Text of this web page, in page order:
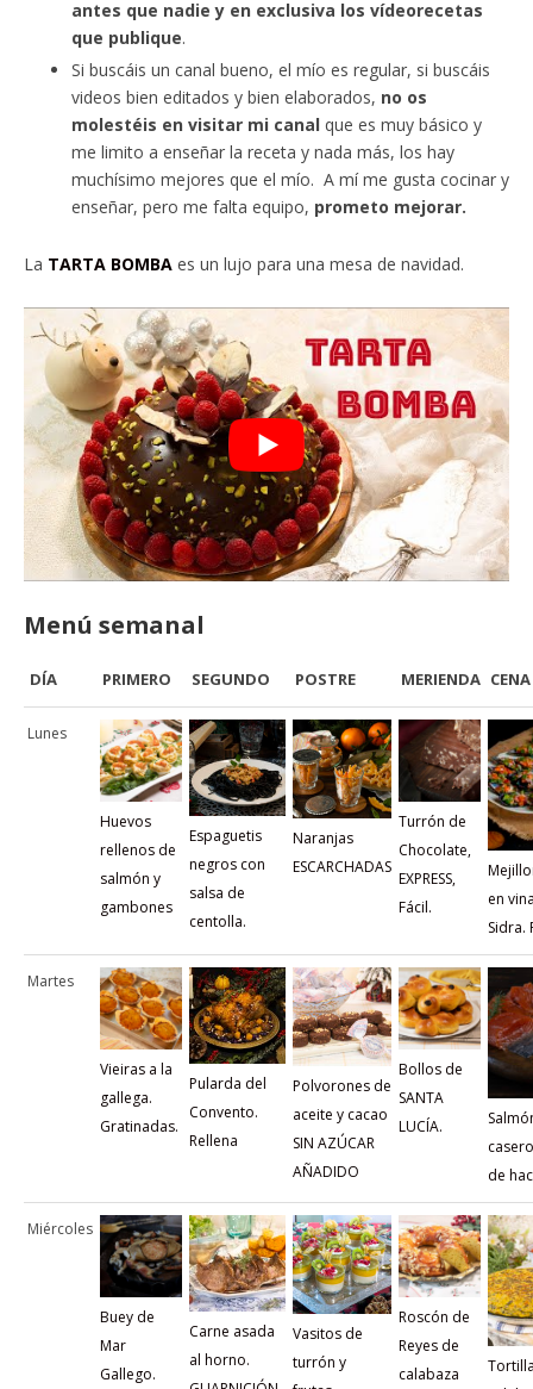
antes que nadie y en exclusiva los vídeorecetas
que publique.
Si buscáis un canal bueno, el mío es regular, si buscáis
videos bien editados y bien elaborados, no os
molestéis en visitar mi canal que es muy básico y
me limito a enseñar la receta y nada más, los hay
muchísimo mejores que el mío. A mí me gusta cocinar y
enseñar, pero me falta equipo, prometo mejorar.
La TARTA BOMBA es un lujo para una mesa de navidad.
Menú semanal
DÍA PRIMERO SEGUNDO POSTRE MERIENDA CENA
Lunes
Huevos
rellenos de
salmón y
gambones
Espaguetis
negros con
salsa de
centolla.
Naranjas
ESCARCHADAS
Turrón de
Chocolate,
EXPRESS,
Fácil.
en
Sidra.
Martes
Vieiras a la
gallega.
Gratinadas.
Pularda del
Convento.
Rellena
Polvorones de
aceite y cacao
SIN AZÚCAR
AÑADIDO
Bollos de
SANTA
LUCÍA.
de
Miércoles
Buey de
Mar
Gallego.
Carne asada
al horno.
Vasitos de
turrón y
Roscón de
Reyes de
calabaza